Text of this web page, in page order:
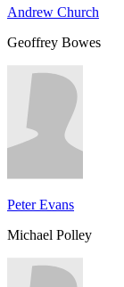
Andrew Church
Geoffrey Bowes
Peter Evans
Michael Polley